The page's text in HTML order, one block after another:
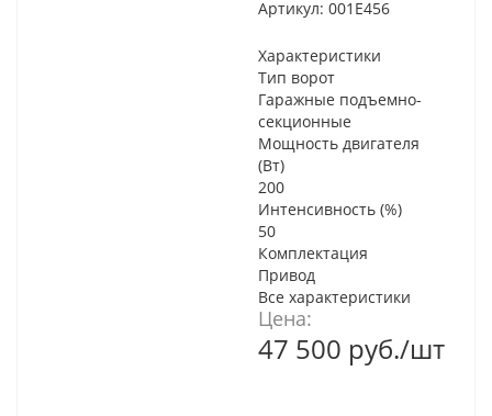
Артикул: 001E456
Характеристики
Тип ворот
Гаражные подъемно-
секционные
Мощность двигателя
(Вт)
200
Интенсивность (%)
50
Комплектация
Привод
Все характеристики
Цена:
47 500 руб./шт